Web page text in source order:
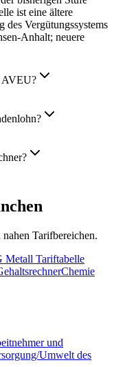
ist eine ältere
des Vergütungssystems
Anhalt; neuere
AVEU?
Tarifbereichen.
Metall Tariftabelle
Chemie
und
Umwelt des